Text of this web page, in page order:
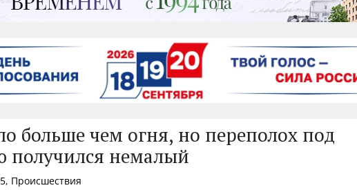
больше чем огня, но переполох под
получился немалый
Происшествия